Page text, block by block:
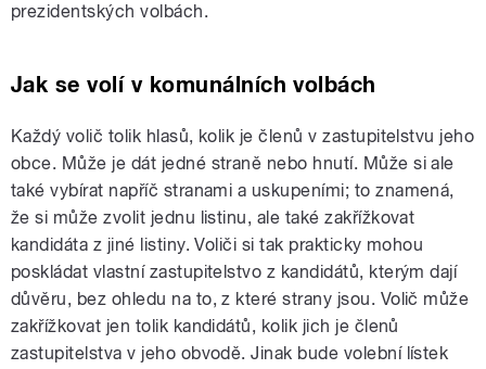
prezidentských volbách.
Jak se volí v komunálních volbách
Každý volič tolik hlasů, kolik je členů v zastupitelstvu jeho
obce. Může je dát jedné straně nebo hnutí. Může si ale
také vybírat napříč stranami a uskupeními; to znamená,
že si může zvolit jednu listinu, ale také zakřížkovat
kandidáta z jiné listiny. Voliči si tak prakticky mohou
poskládat vlastní zastupitelstvo z kandidátů, kterým dají
důvěru, bez ohledu na to, z které strany jsou. Volič může
zakřížkovat jen tolik kandidátů, kolik jich je členů
zastupitelstva v jeho obvodě. Jinak bude volební lístek